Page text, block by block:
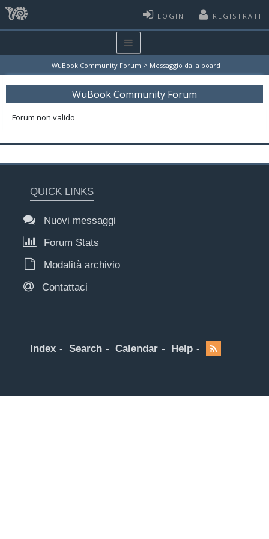
LOGIN REGISTRATI
WuBook Community Forum > Messaggio dalla board
WuBook Community Forum
Forum non valido
QUICK LINKS
Nuovi messaggi
Forum Stats
Modalità archivio
Contattaci
Index Search Calendar Help